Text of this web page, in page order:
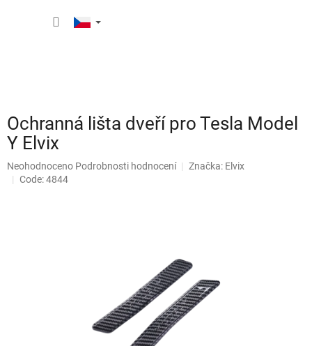
Ochranná lišta dveří pro Tesla Model
Y Elvix
Průměrné
hodnocení
Neohodnoceno Podrobnosti hodnocení Značka: Elvix
Code: 4844